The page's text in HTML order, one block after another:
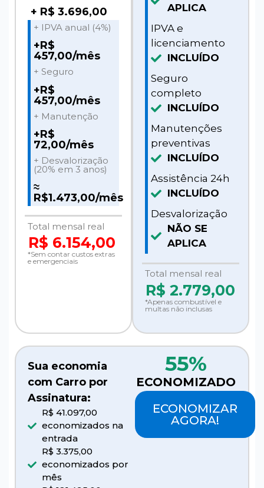
+ R$ 3.696,00
+ IPVA anual (4%)
+R$
457,00/mês
+ Seguro
+R$
457,00/mês
+ Manutenção
+R$
72,00/mês
+ Desvalorização
(20% em 3 anos)
≈
R$1.473,00/mês
Total mensal real
R$ 6.154,00
*Sem contar custos extras
e emergenciais
APLICA
IPVA e
licenciamento
INCLUÍDO
Seguro
completo
INCLUÍDO
Manutenções
preventivas
INCLUÍDO
Assistência 24h
INCLUÍDO
Desvalorização
NÃO SE
APLICA
Total mensal real
R$ 2.779,00
*Apenas combustível e
multas não inclusas
Sua economia
com Carro por
Assinatura:
R$ 41.097,00
economizados na
entrada
R$ 3.375,00
economizados por
mês
55%
ECONOMIZADO
ECONOMIZAR
AGORA!